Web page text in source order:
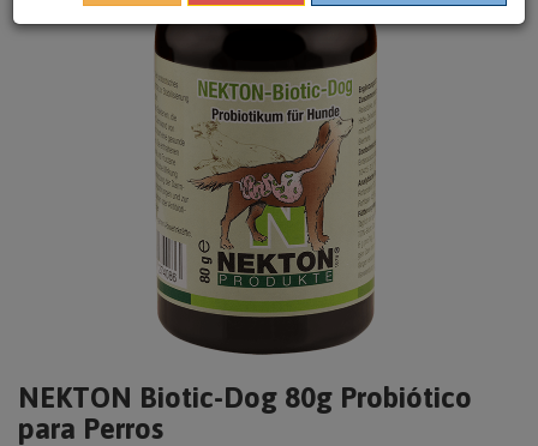
NEKTON Biotic-Dog 80g Probiótico
para Perros